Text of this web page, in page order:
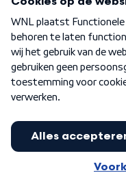
Nieuwsbrief
Word Lid